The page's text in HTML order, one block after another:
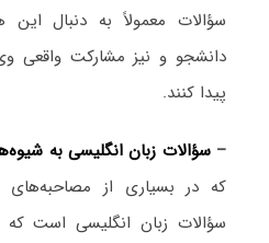
سؤالات معمولاً به دنبال
دانشجو و نیز مشارکت واقعی
پیدا کنند.
– سؤالات زبان انگلیسی به
که در بسیاری از
سؤالات زبان انگلیسی است